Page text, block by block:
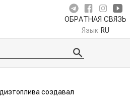
ОБРАТНАЯ СВЯЗЬ
Язык RU
создавал